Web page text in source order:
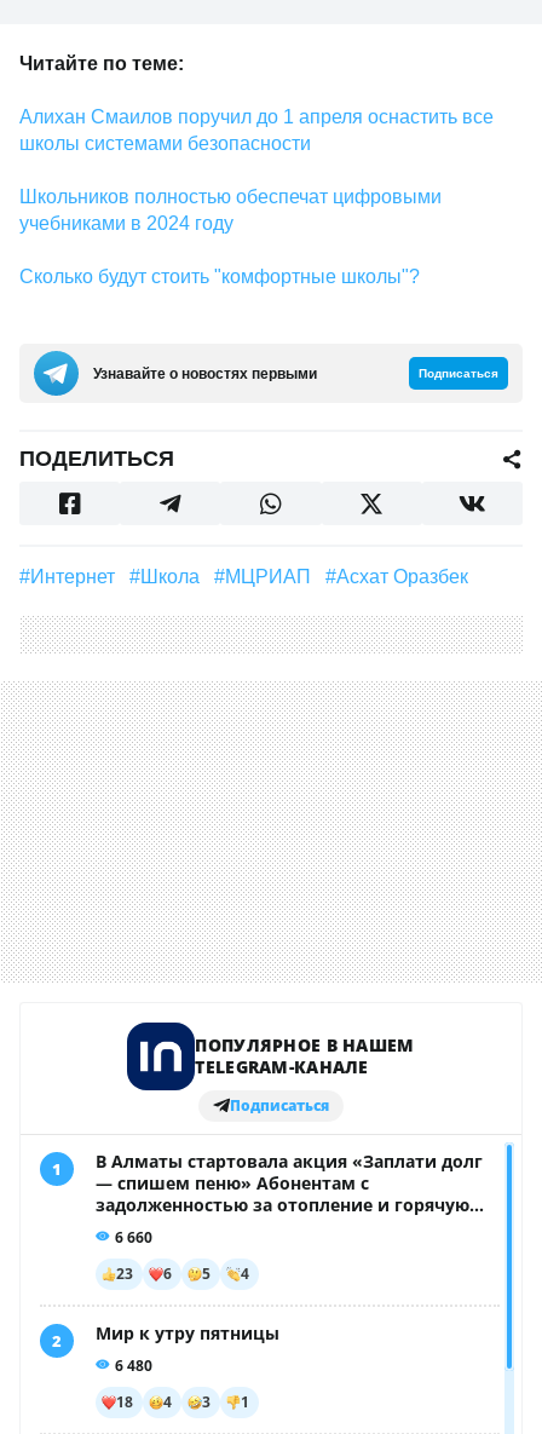
Читайте по теме:
Алихан Смаилов поручил до 1 апреля оснастить все
школы системами безопасности
Школьников полностью обеспечат цифровыми
учебниками в 2024 году
Сколько будут стоить "комфортные школы"?
Узнавайте о новостях первыми Подписаться
ПОДЕЛИТЬСЯ
#интернет #школа #МЦРИАП #Асхат Оразбек